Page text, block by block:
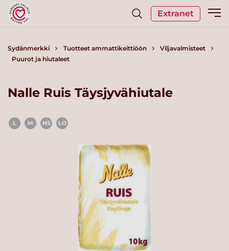
Extranet
Sydänmerkki Tuotteet ammattikeittiöön
Viljavalmisteet
Puurot ja hiutaleet
Nalle Ruis Täysjyvähiutale
L M HS LO